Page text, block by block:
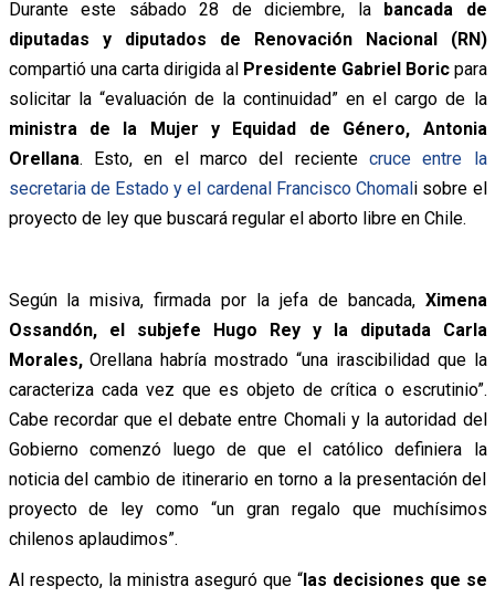
Durante este sábado 28 de diciembre, la bancada de
diputadas y diputados de Renovación Nacional (RN)
compartió una carta dirigida al Presidente Gabriel Boricpara
solicitar la “evaluación de la continuidad” en el cargo de la
ministra de la Mujer y Equidad de Género, Antonia
Orellana. Esto, en el marco del reciente cruce entre la
secretaria de Estado y el cardenal Francisco Chomali sobre el
proyecto de ley que buscará regular el aborto libre en Chile.
Según la misiva, firmada por la jefa de bancada,Ximena
Ossandón, el subjefe Hugo Rey y la diputada Carla
Morales,Orellana habría mostrado “una irascibilidad que la
caracteriza cada vez que es objeto de crítica o escrutinio”.
Cabe recordar que el debate entre Chomali y la autoridad del
Gobierno comenzó luego de que el católico definiera la
noticia del cambio de itinerario en torno a la presentación del
proyecto de ley como “un gran regalo que muchísimos
chilenos aplaudimos”.
Al respecto, la ministra aseguró que “las decisiones que se